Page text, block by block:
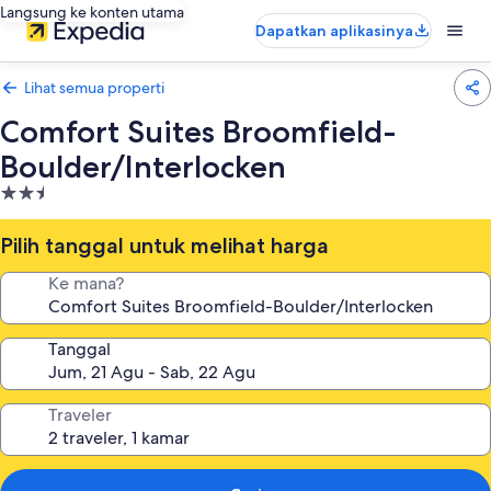
Langsung ke konten utama
Dapatkan aplikasinya
Lihat semua properti
Comfort Suites Broomfield-
Boulder/Interlocken
Properti
bintang
2.5
Pilih tanggal untuk melihat harga
Ke mana?
Tanggal
Traveler